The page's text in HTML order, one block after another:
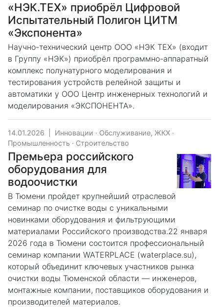
«НЭК.ТЕХ» приобрёл Цифровой
Испытательный Полигон ЦИТМ
«Экспонента»
Научно-технический центр ООО «НЭК ТЕХ» (входит
в Группу «НЭК») приобрёл программно-аппаратный
комплекс полунатурного моделирования и
тестирования устройств релейной защиты и
автоматики у ООО Центр инженерных технологий и
моделирования «ЭКСПОНЕНТА».
14.01.2026 Инновации · Обслуживание, ЖКХ ·
Промышленность · Строительство
Премьера российского
оборудования для
водоочистки
В Тюмени пройдет крупнейший отраслевой
семинар по очистке воды с уникальными
новинками оборудования и фильтрующими
материалами Российского производства.22 января
2026 года в Тюмени состоится профессиональный
семинар компании WATERPLACE (waterplace.su),
который объединит ключевых участников рынка
очистки воды Тюменской области — инженеров,
монтажные компании, поставщиков оборудования и
производителей материалов.